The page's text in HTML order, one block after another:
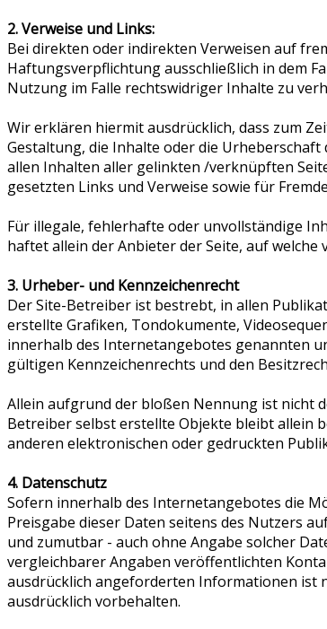
2. Verweise und Links:
Bei direkten oder indirekten Verweisen auf
Haftungsverpflichtung ausschließlich in dem
Nutzung im Falle rechtswidriger Inhalte zu
Wir erklären hiermit ausdrücklich, dass zum
Gestaltung, die Inhalte oder die
allen Inhalten aller gelinkten /verknüpften
gesetzten Links und Verweise sowie für
Für illegale, fehlerhafte oder unvollständige
haftet allein der Anbieter der Seite, auf
3. Urheber- und Kennzeichenrecht
Der Site-Betreiber ist bestrebt, in allen
erstellte Grafiken, Tondokumente,
innerhalb des Internetangebotes genannten
gültigen Kennzeichenrechts und den
Allein aufgrund der bloßen Nennung ist nicht
Betreiber selbst erstellte Objekte bleibt allein
anderen elektronischen oder gedruckten
4. Datenschutz
Sofern innerhalb des Internetangebotes die
Preisgabe dieser Daten seitens des Nutzers
und zumutbar - auch ohne Angabe solcher
vergleichbarer Angaben veröffentlichten
ausdrücklich angeforderten Informationen ist
ausdrücklich vorbehalten.